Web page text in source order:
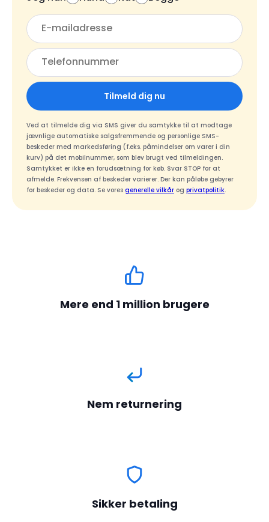
Tilmeld dig nu
Ved at tilmelde dig via SMS giver du samtykke til at modtage
jævnlige automatiske salgsfremmende og personlige SMS-
beskeder med markedsføring (f.eks. påmindelser om varer i din
kurv) på det mobilnummer, som blev brugt ved tilmeldingen.
Samtykket er ikke en forudsætning for køb. Svar STOP for at
afmelde. Frekvensen af beskeder varierer. Der kan påløbe gebyrer
for beskeder og data. Se vores generelle vilkår og privatpolitik.
Mere end 1 million brugere
Nem returnering
Sikker betaling